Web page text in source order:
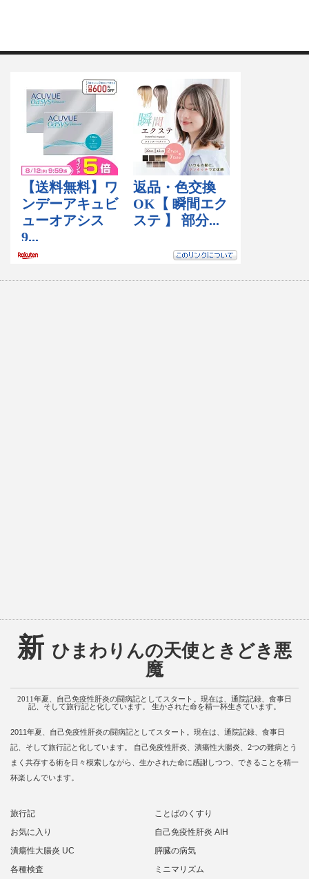
新 ひまわりんの天使ときどき悪
魔
2011年夏、自己免疫性肝炎の闘病記としてスタート。現在は、通院記録、食事日
記、そして旅行記と化しています。 生かされた命を精一杯生きています。
2011年夏、自己免疫性肝炎の闘病記としてスタート。現在は、通院記録、食事日
記、そして旅行記と化しています。 自己免疫性肝炎、潰瘍性大腸炎、2つの難病とう
まく共存する術を日々模索しながら、生かされた命に感謝しつつ、できることを精一
杯楽しんでいます。
旅行記
ことばのくすり
お気に入り
自己免疫性肝炎 AIH
潰瘍性大腸炎 UC
膵臓の病気
各種検査
ミニマリズム